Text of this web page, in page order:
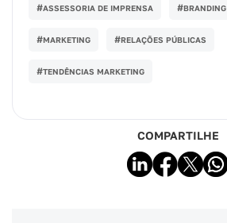
#ASSESSORIA DE IMPRENSA #BRANDING
#MARKETING #RELAÇÕES PÚBLICAS
#TENDÊNCIAS MARKETING
COMPARTILHE